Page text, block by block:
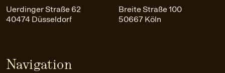
Uerdinger Straße 62
40474 Düsseldorf
Breite Straße 100
50667 Köln
Navigation